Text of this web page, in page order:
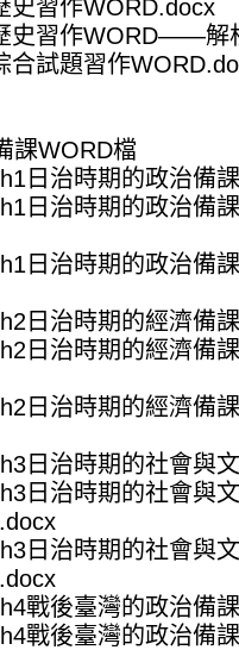
史習作WORD.docx
史習作WORD——解
合試題習作
課WORD檔
日治時期的政治備
日治時期的政治備
日治時期的政治備
日治時期的經濟備
日治時期的經濟備
日治時期的經濟備
日治時期的社會與
日治時期的社會與
日治時期的社會與
戰後臺灣的政治備
戰後臺灣的政治備